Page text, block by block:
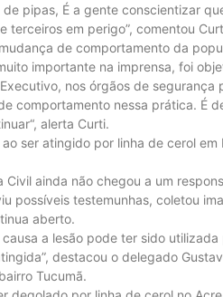
pipas, É a gente conscientizar
terceiros em perigo”, comentou
de comportamento da
importante na imprensa, foi
nos órgãos de segurança
comportamento nessa prática. É
alerta Curti.
ser atingido por linha de cerol em
ainda não chegou a um
possíveis testemunhas, coletou
aberto.
a lesão pode ter sido
destacou o delegado
Tucumã.